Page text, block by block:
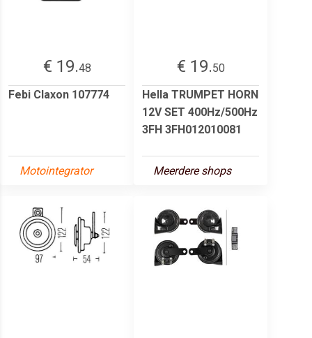
€ 19.48
Febi Claxon 107774
Motointegrator
€ 19.50
Hella TRUMPET HORN
12V SET 400Hz/500Hz
3FH 3FH012010081
Meerdere shops